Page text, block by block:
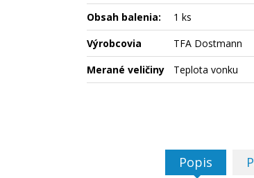
Obsah balenia:
1 ks
Výrobcovia
TFA Dostmann
Merané veličiny
Teplota vonku
Popis